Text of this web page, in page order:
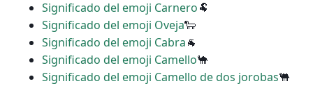
Significado del emoji Carnero🐏
Significado del emoji Oveja🐑
Significado del emoji Cabra🐐
Significado del emoji Camello🐪
Significado del emoji Camello de dos jorobas🐫